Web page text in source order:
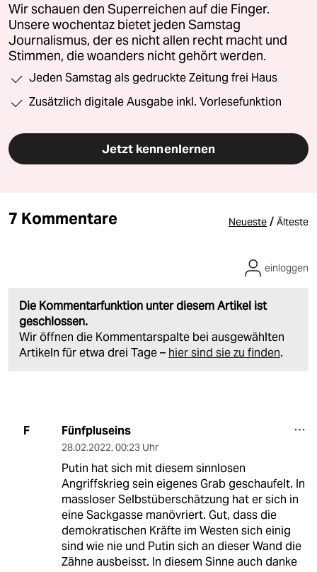
Wir schauen den Superreichen auf die Finger.
Unsere wochentaz bietet jeden Samstag
Journalismus, der es nicht allen recht macht und
Stimmen, die woanders nicht gehört werden.
Jeden Samstag als gedruckte Zeitung frei Haus
Zusätzlich digitale Ausgabe inkl. Vorlesefunktion
Jetzt kennenlernen
7 Kommentare Neueste / Älteste
Die Kommentarfunktion unter diesem Artikel ist
geschlossen.
Wir öffnen die Kommentarspalte bei ausgewählten
Artikeln für etwa drei Tage – hier sind sie zu finden.
einloggen
F Fünfpluseins
28.02.2022, 00:23 Uhr
Putin hat sich mit diesem sinnlosen
Angriffskrieg sein eigenes Grab geschaufelt. In
massloser Selbstüberschätzung hat er sich in
eine Sackgasse manövriert. Gut, dass die
demokratischen Kräfte im Westen sich einig
sind wie nie und Putin sich an dieser Wand die
Zähne ausbeisst. In diesem Sinne auch danke